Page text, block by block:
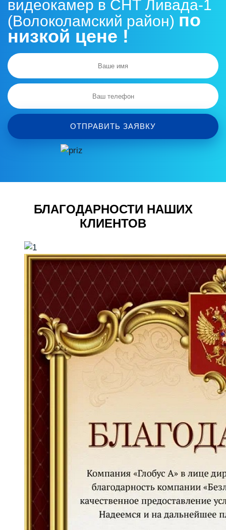
видеокамер в СНТ Ливада-1
(Волоколамский район) по
низкой цене !
ОТПРАВИТЬ ЗАЯВКУ
БЛАГОДАРНОСТИ НАШИХ
КЛИЕНТОВ